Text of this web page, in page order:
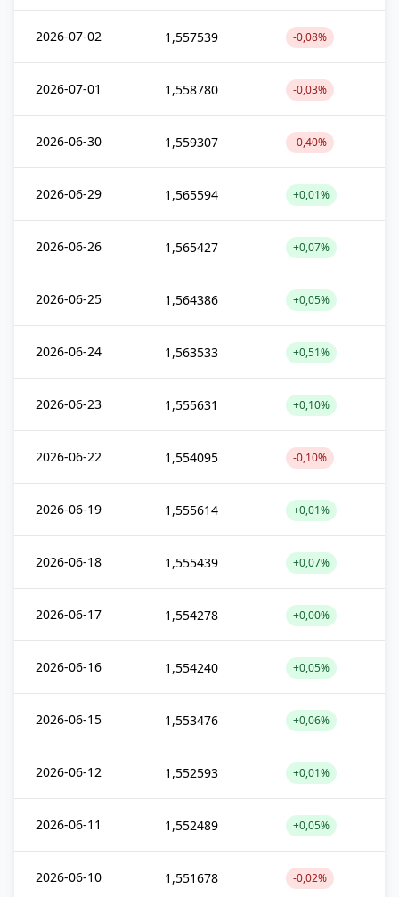
2026-07-02 1,557539 -0,08%
2026-07-01 1,558780 -0,03%
2026-06-30 1,559307 -0,40%
2026-06-29 1,565594 +0,01%
2026-06-26 1,565427 +0,07%
2026-06-25 1,564386 +0,05%
2026-06-24 1,563533 +0,51%
2026-06-23 1,555631 +0,10%
2026-06-22 1,554095 -0,10%
2026-06-19 1,555614 +0,01%
2026-06-18 1,555439 +0,07%
2026-06-17 1,554278 +0,00%
2026-06-16 1,554240 +0,05%
2026-06-15 1,553476 +0,06%
2026-06-12 1,552593 +0,01%
2026-06-11 1,552489 +0,05%
2026-06-10 1,551678 -0,02%